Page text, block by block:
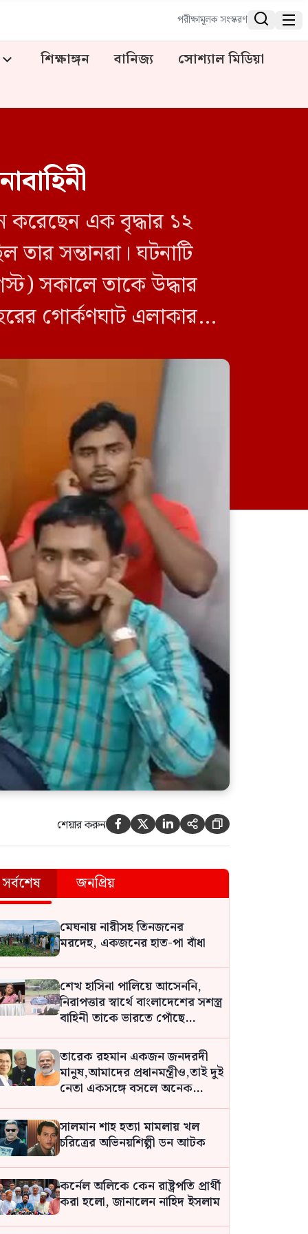
পরীক্ষামূলক সংস্করণ  
শিক্ষাঙ্গন বানিজ্য
সোশ্যাল মিডিয়া
করেছেন এক বৃদ্ধার ১২
তার সন্তানরা। ঘটনাটি
সকালে তাকে উদ্ধার
গোর্কণঘাট এলাকার
শেয়ার করুন     
সর্বশেষ জনপ্রিয়
মেঘনায় নারীসহ তিনজনের
মরদেহ, একজনের হাত-পা বাঁধা
শেখ হাসিনা পালিয়ে আসেননি,
নিরাপত্তার স্বার্থে বাংলাদেশের সশস্ত্র
বাহিনী তাকে ভারতে পোঁছে
দিয়েছে: রিভা গাঙ্গুলি
তারেক রহমান একজন জনদরদী
মানুষ,আমাদের প্রধানমন্ত্রীও,তাই দুই
নেতা একসঙ্গে বসলে অনেক
সমস্যার সমাধান হবে: দীনেশ
ত্রিবেদী
সালমান শাহ হত্যা মামলায় খল
চরিত্রের অভিনয়শিল্পী ডন আটক
কর্নেল অলিকে কেন রাষ্ট্রপতি প্রার্থী
করা হলো, জানালেন নাহিদ ইসলাম